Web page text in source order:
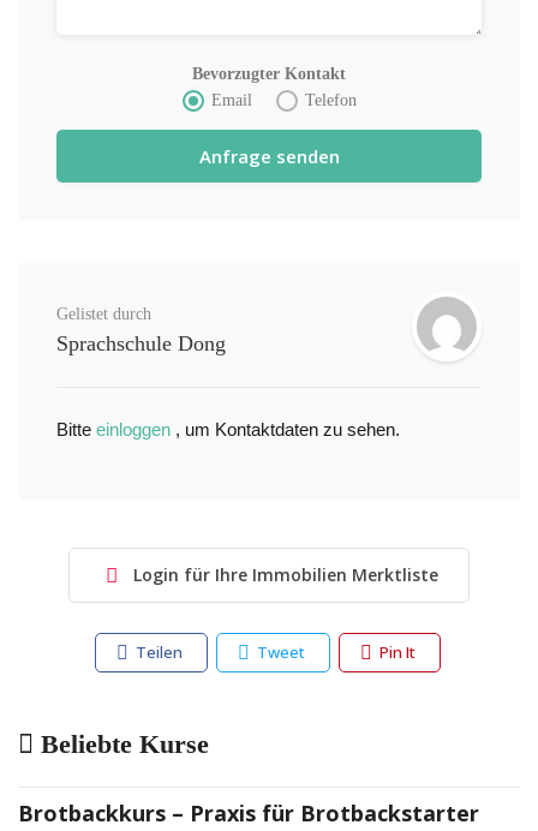
Bevorzugter Kontakt
Email
Telefon
Gelistet durch
Sprachschule Dong
Bitte einloggen , um Kontaktdaten zu sehen.
Login für Ihre Immobilien Merktliste
Teilen Tweet Pin It
Beliebte Kurse
Brotbackkurs – Praxis für Brotbackstarter